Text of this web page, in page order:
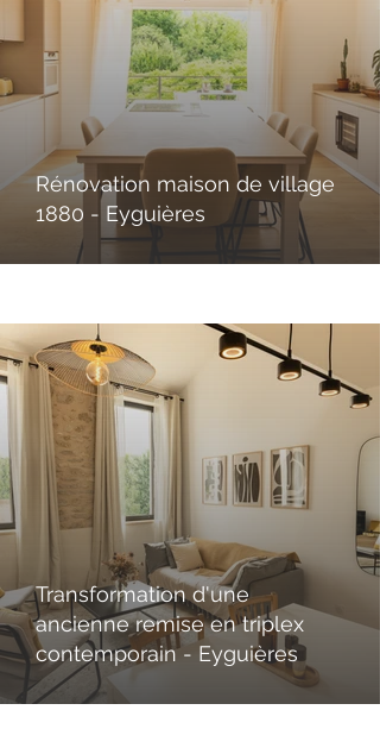
Rénovation maison de village
1880 - Eyguières
Transformation d'une
ancienne remise en triplex
contemporain - Eyguières